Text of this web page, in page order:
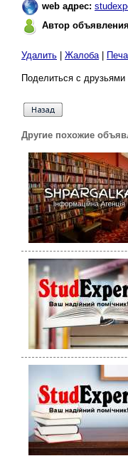
web адрес:
Автор
Удалить Жалоба|
Поделиться с
Другие похожие